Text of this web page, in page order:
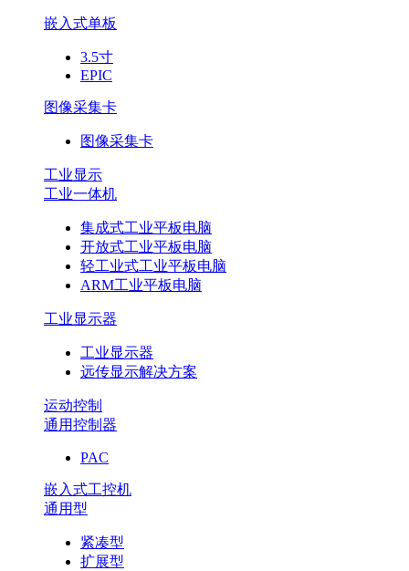
嵌入式单板
3.5寸
EPIC
图像采集卡
图像采集卡
工业显示
工业一体机
集成式工业平板电脑
开放式工业平板电脑
轻工业式工业平板电脑
ARM工业平板电脑
工业显示器
工业显示器
远传显示解决方案
运动控制
通用控制器
PAC
嵌入式工控机
通用型
紧凑型
扩展型